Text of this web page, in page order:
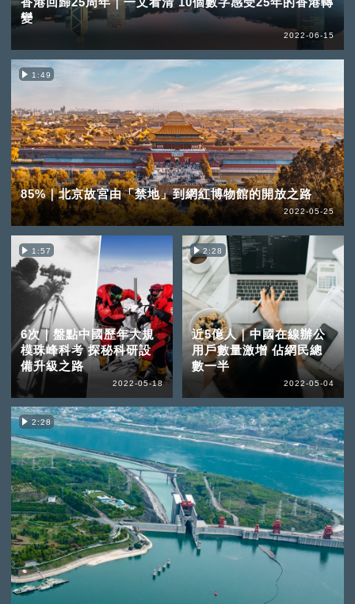
變
2022-06-15
1:49
85%｜北京故宮由「禁地」到網紅博物館的開放之路
2022-05-25
1:57
6次｜盤點中國歷年大規
模珠峰科考 探秘科研設
備升級之路
2022-05-18
2:28
近5億人｜中國在線辦公
用戶數量激增 佔網民總
數一半
2022-05-04
2:28